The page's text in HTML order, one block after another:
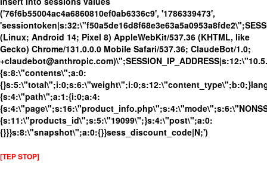
('76f6b55004ac4a6860810ef0ab6336c9', '1786339473',
(Linux; Android 14; Pixel 8) AppleWebKit/537.36 (KHTML, like
Gecko) Chrome/131.0.0.0 Mobile Safari/537.36; ClaudeBot/1.0;
{s:8:\"contents\";a:0:
{s:4:\"path\";a:1:{i:0;a:4:
{s:11:\"products_id\";s:5:\"19099\";}s:4:\"post\";a:0:
{}}}s:8:\"snapshot\";a:0:{}}sess_discount_code|N;')
[TEP STOP]